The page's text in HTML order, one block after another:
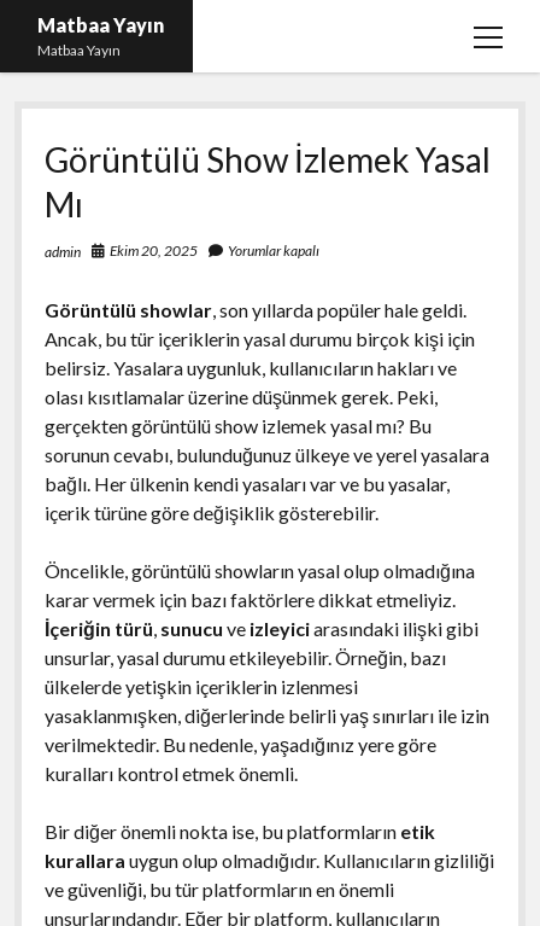
Matbaa Yayın
Matbaa Yayın
menüyü
Igtv Izlenme Gönderme Hilesi Bedava
Instagram Bot Takipçileri Silme
Liste
Sayfa Listesi
Görüntülü Show İzlemek Yasal
Mı
admin Ekim 20, 2025 Yorumlar kapalı
Görüntülü showlar, son yıllarda popüler hale geldi.
Ancak, bu tür içeriklerin yasal durumu birçok kişi için
belirsiz. Yasalara uygunluk, kullanıcıların hakları ve
olası kısıtlamalar üzerine düşünmek gerek. Peki,
gerçekten görüntülü show izlemek yasal mı? Bu
sorunun cevabı, bulunduğunuz ülkeye ve yerel yasalara
bağlı. Her ülkenin kendi yasaları var ve bu yasalar,
içerik türüne göre değişiklik gösterebilir.
Öncelikle, görüntülü showların yasal olup olmadığına
karar vermek için bazı faktörlere dikkat etmeliyiz.
İçeriğin türü, sunucu ve izleyiciarasındaki ilişki gibi
unsurlar, yasal durumu etkileyebilir. Örneğin, bazı
ülkelerde yetişkin içeriklerin izlenmesi
yasaklanmışken, diğerlerinde belirli yaş sınırları ile izin
verilmektedir. Bu nedenle, yaşadığınız yere göre
kuralları kontrol etmek önemli.
Bir diğer önemli nokta ise, bu platformların etik
kurallara uygun olup olmadığıdır. Kullanıcıların gizliliği
ve güvenliği, bu tür platformların en önemli
unsurlarındandır. Eğer bir platform, kullanıcıların